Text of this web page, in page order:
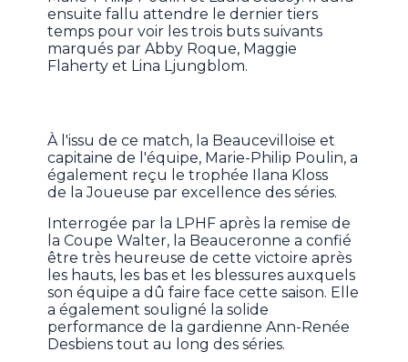
ensuite fallu attendre le dernier tiers
temps pour voir les trois buts suivants
marqués par Abby Roque, Maggie
Flaherty et Lina Ljungblom.
À l'issu de ce match, la Beaucevilloise et
capitaine de l'équipe, Marie-Philip Poulin, a
également reçu le trophée Ilana Kloss
de la Joueuse par excellence des séries.
Interrogée par la LPHF après la remise de
la Coupe Walter, la Beauceronne a confié
être très heureuse de cette victoire après
les hauts, les bas et les blessures auxquels
son équipe a dû faire face cette saison. Elle
a également souligné la solide
performance de la gardienne Ann-Renée
Desbiens tout au long des séries.